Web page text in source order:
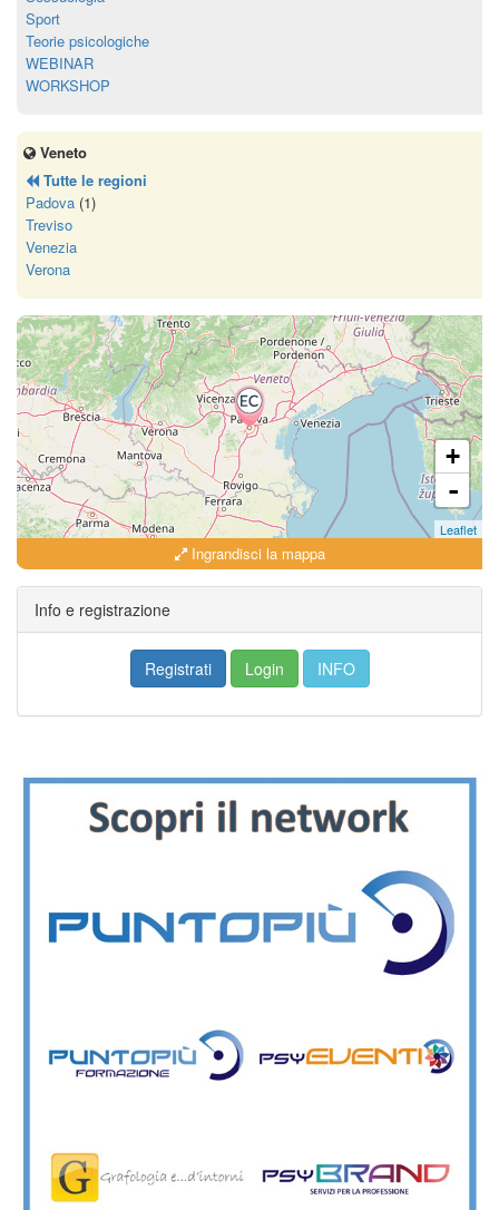
Sport
Teorie psicologiche
WEBINAR
WORKSHOP
Veneto
Tutte le regioni
Padova (1)
Treviso
Venezia
Verona
+
-
Leaflet
Ingrandisci la mappa
Info e registrazione
Registrati Login INFO